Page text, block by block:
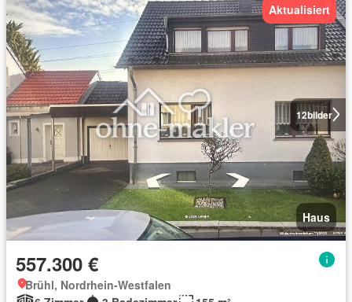
12bilder
Aktualisiert
Haus
557.300 €
Brühl, Nordrhein-Westfalen